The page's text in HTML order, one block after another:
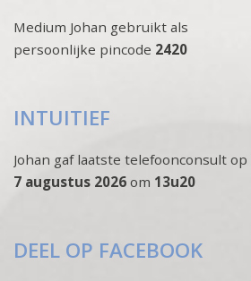
Medium Johan gebruikt als
persoonlijke pincode 2420
INTUITIEF
Johan gaf laatste telefoonconsult op
7 augustus 2026 om 13u20
DEEL OP FACEBOOK